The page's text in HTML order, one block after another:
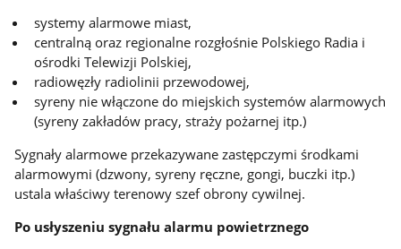
systemy alarmowe miast,
centralną oraz regionalne rozgłośnie Polskiego Radia i
ośrodki Telewizji Polskiej,
radiowęzły radiolinii przewodowej,
syreny nie włączone do miejskich systemów alarmowych
(syreny zakładów pracy, straży pożarnej itp.)
Sygnały alarmowe przekazywane zastępczymi środkami
alarmowymi (dzwony, syreny ręczne, gongi, buczki itp.)
ustala właściwy terenowy szef obrony cywilnej.
Po usłyszeniu sygnału alarmu powietrznego